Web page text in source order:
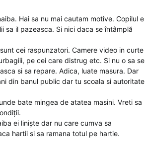
Hai sa nu mai cautam motive. Copilul e
sa il pazeasca. Si nici daca se întâmplă
cei raspunzatori. Camere video in curte
pe cei care distrug etc. Si nu o sa se
si sa repare. Adica, luate masura. Dar
din banul public dar tu scoala si autoritate
bate mingea de atatea masini. Vreti sa
ei liniște dar nu care cumva sa
hartii si sa ramana totul pe hartie.